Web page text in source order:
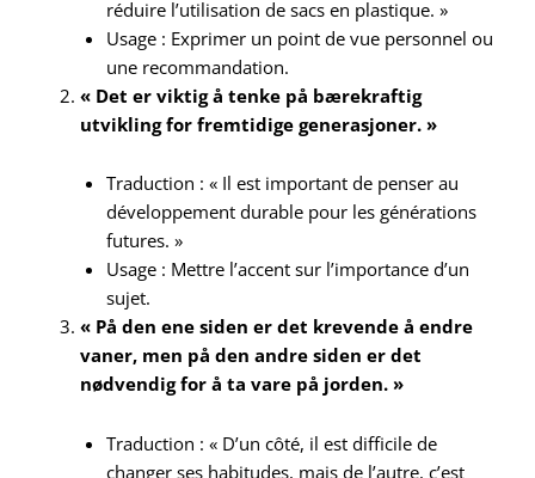
réduire l’utilisation de sacs en plastique. »
Usage : Exprimer un point de vue personnel ou
une recommandation.
« Det er viktig å tenke på bærekraftig
utvikling for fremtidige generasjoner. »
Traduction : « Il est important de penser au
développement durable pour les générations
futures. »
Usage : Mettre l’accent sur l’importance d’un
sujet.
« På den ene siden er det krevende å endre
vaner, men på den andre siden er det
nødvendig for å ta vare på jorden. »
Traduction : « D’un côté, il est difficile de
changer ses habitudes, mais de l’autre, c’est